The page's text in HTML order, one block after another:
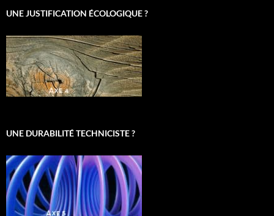
UNE JUSTIFICATION ÉCOLOGIQUE ?
UNE DURABILITÉ TECHNICISTE ?